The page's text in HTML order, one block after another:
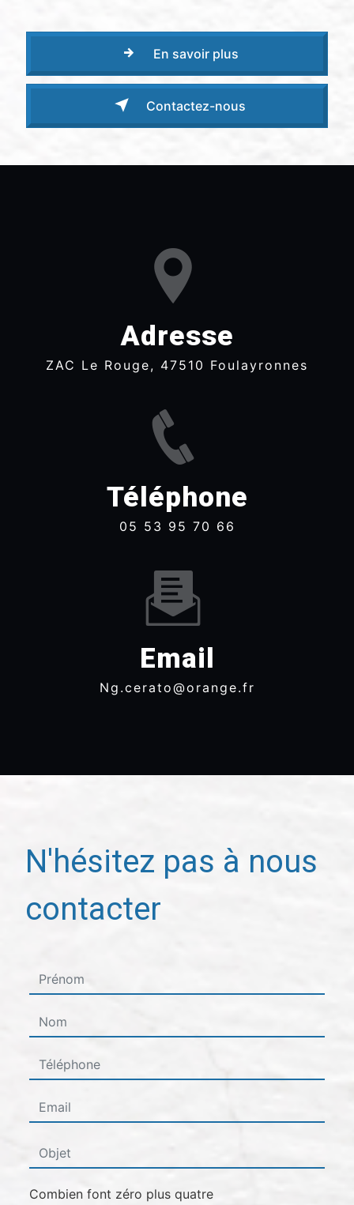
En savoir plus
Contactez-nous
Adresse
ZAC Le Rouge, 47510 Foulayronnes
Téléphone
05 53 95 70 66
Email
ng.cerato@orange.fr
N'hésitez pas à nous
contacter
Combien font zéro plus quatre